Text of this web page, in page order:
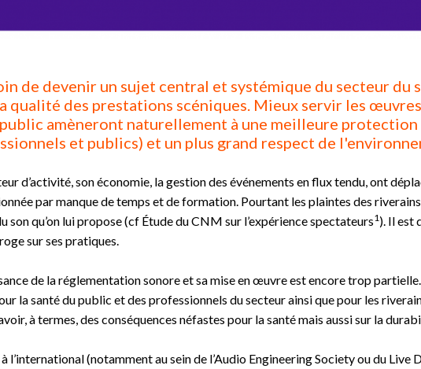
de devenir un sujet central et systémique du secteur du
qualité des prestations scéniques. Mieux servir les
amèneront naturellement à une meilleure protection
et publics) et un plus grand respect de
d’activité, son économie, la gestion des événements en flux tendu, ont
par manque de temps et de formation. Pourtant les plaintes des
son qu’on lui propose (cf Étude du CNM sur l’expérience spectateurs1 ). Il est
sur ses pratiques.
de la réglementation sonore et sa mise en œuvre est encore trop
la santé du public et des professionnels du secteur ainsi que pour les
à termes, des conséquences néfastes pour la santé mais aussi sur la
l’international (notamment au sein de l’Audio Engineering Society ou du Live